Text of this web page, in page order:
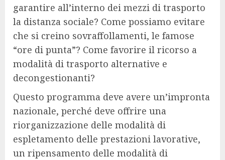
garantire all’interno dei mezzi di trasporto
la distanza sociale? Come possiamo evitare
che si creino sovraffollamenti, le famose
“ore di punta”? Come favorire il ricorso a
modalità di trasporto alternative e
decongestionanti?
Questo programma deve avere un’impronta
nazionale, perché deve offrire una
riorganizzazione delle modalità di
espletamento delle prestazioni lavorative,
un ripensamento delle modalità di